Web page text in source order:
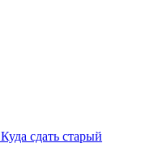
Куда сдать старый